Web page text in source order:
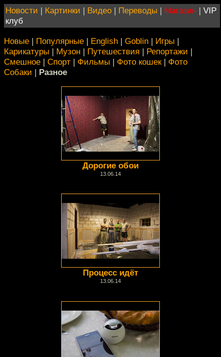
Новости | Картинки | Видео | Переводы | Магазин | VIP
клуб
Новые | Популярные | English | Goblin | Игры |
Карикатуры | Музон | Путешествия | Репортажи |
Смешное | Спорт | Фильмы | Фото кошек| Фото
Собаки | Разное
Дорогие обои
13.06.14
Процесс идёт
13.06.14